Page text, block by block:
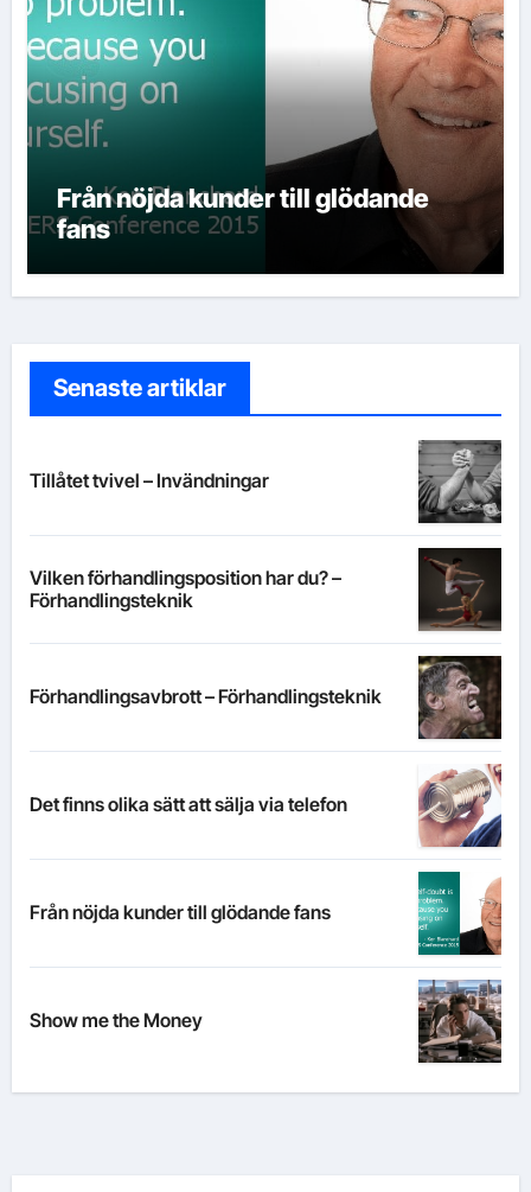
Från nöjda kunder till glödande
fans
Senaste artiklar
Tillåtet tvivel – Invändningar
Vilken förhandlingsposition har du? –
Förhandlingsteknik
Förhandlingsavbrott – Förhandlingsteknik
Det finns olika sätt att sälja via telefon
Från nöjda kunder till glödande fans
Show me the Money